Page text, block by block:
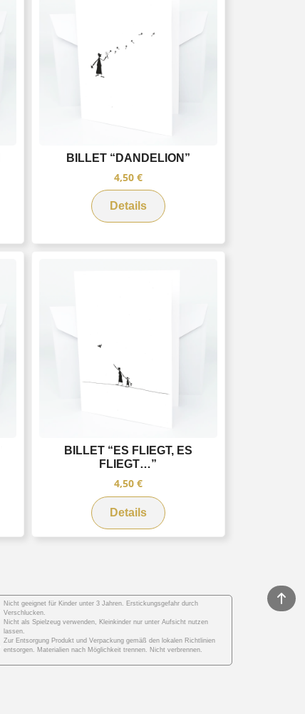
BILLET “DANDELION”
4,50 €
Details
BILLET “ES FLIEGT, ES
FLIEGT…”
4,50 €
Details
Nicht geeignet für Kinder unter 3 Jahren. Erstickungsgefahr durch
Verschlucken.
Nicht als Spielzeug verwenden, Kleinkinder nur unter Aufsicht nutzen
lassen.
Zur Entsorgung Produkt und Verpackung gemäß den lokalen Richtlinien
entsorgen. Materialien nach Möglichkeit trennen. Nicht verbrennen.